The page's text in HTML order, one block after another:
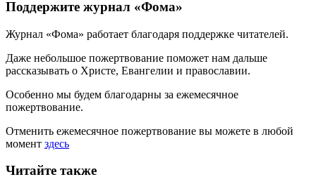
Поддержите журнал «Фома»
Журнал «Фома» работает благодаря поддержке читателей.
Даже небольшое пожертвование поможет нам дальше
рассказывать о Христе, Евангелии и православии.
Особенно мы будем благодарны за ежемесячное
пожертвование.
Отменить ежемесячное пожертвование вы можете в любой
момент здесь
Читайте также